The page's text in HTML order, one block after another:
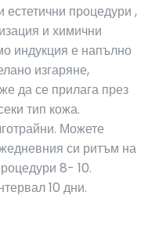
естетични процедури ,
и химични
индукция е напълно
изгаряне,
да се прилага през
тип кожа.
Можете
си ритъм на
8- 10.
10 дни.